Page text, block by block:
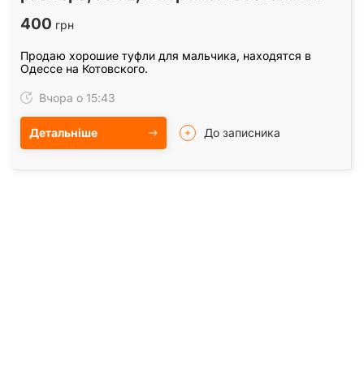
400 грн
Продаю хорошие туфли для мальчика, находятся в
Одессе на Котовского.
Вчора о 15:43
Детальніше До записника